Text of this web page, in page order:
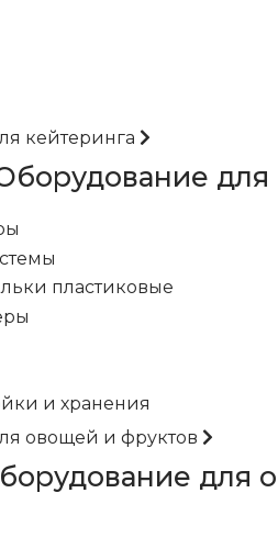
кейтеринга
для
пластиковые
и хранения
овощей и фруктов
для